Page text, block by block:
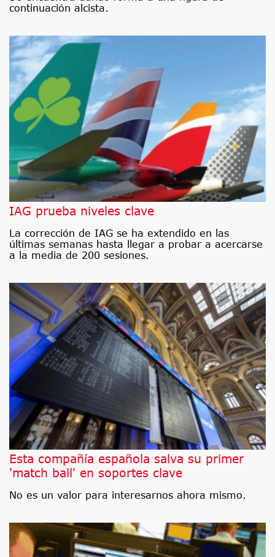
continuación alcista.
IAG prueba niveles clave
La corrección de IAG se ha extendido en las
últimas semanas hasta llegar a probar a acercarse
a la media de 200 sesiones.
Esta compañía española salva su primer
'match ball' en soportes clave
No es un valor para interesarnos ahora mismo.